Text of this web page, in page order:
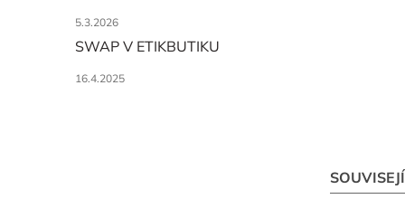
5.3.2026
SWAP V ETIKBUTIKU
16.4.2025